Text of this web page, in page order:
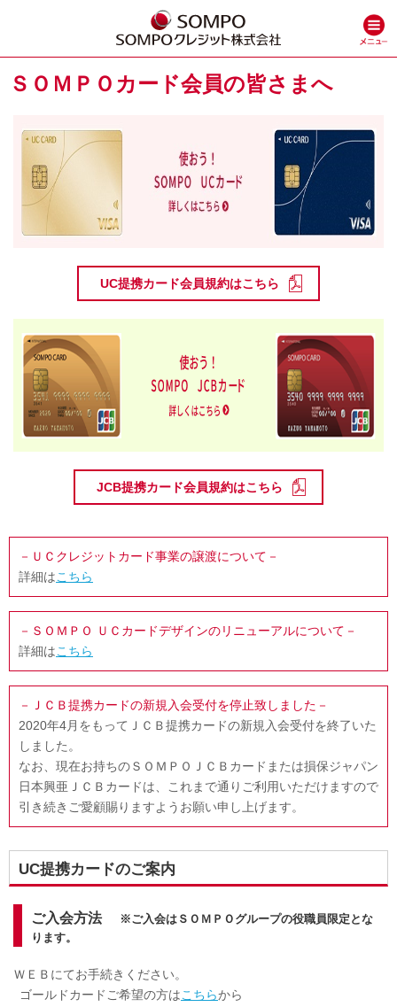
ＳＯＭＰＯカード会員の皆さまへ
UC提携カード会員規約はこちら
JCB提携カード会員規約はこちら
－ＵＣクレジットカード事業の譲渡について－
詳細はこちら
－ＳＯＭＰＯ ＵＣカードデザインのリニューアルについて－
詳細はこちら
－ＪＣＢ提携カードの新規入会受付を停止致しました－
2020年4月をもってＪＣＢ提携カードの新規入会受付を終了いた
しました。
なお、現在お持ちのＳＯＭＰＯＪＣＢカードまたは損保ジャパン
日本興亜ＪＣＢカードは、これまで通りご利用いただけますので
引き続きご愛顧賜りますようお願い申し上げます。
UC提携カードのご案内
ご入会方法
※ご入会はＳＯＭＰＯグループの役職員限定とな
ります。
ＷＥＢにてお手続きください。
ゴールドカードご希望の方はこちらから